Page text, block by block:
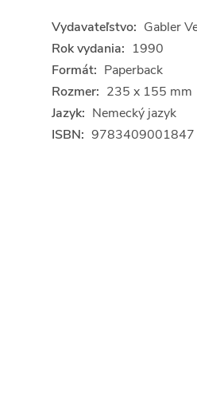
Vydavateľstvo: Gabler
Rok vydania: 1990
Formát: Paperback
Rozmer: 235 x 155 mm
Jazyk: Nemecký jazyk
ISBN: 9783409001847